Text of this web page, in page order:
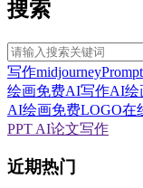
搜索
写作midjourneyPrompt
绘画免费AI写作AI绘
AI绘画免费LOGO在
PPT AI论文写作
近期热门